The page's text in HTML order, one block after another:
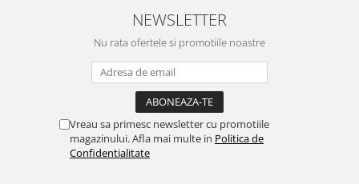
NEWSLETTER
Nu rata ofertele si promotiile noastre
Vreau sa primesc newsletter cu promotiile
magazinului. Afla mai multe in Politica de
Confidentialitate